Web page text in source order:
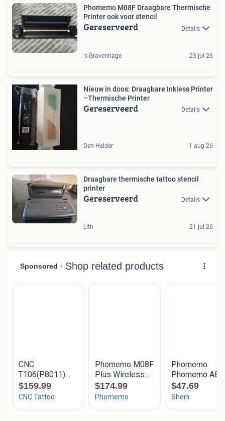
Phomemo M08F Draagbare Thermische
Printer ook voor stencil
Gereserveerd Details
's-Gravenhage 23 jul 26
Nieuw in doos: Draagbare Inkless Printer
–Thermische Printer
Gereserveerd Details
Den Helder 1 aug 26
Draagbare thermische tattoo stencil
printer
Gereserveerd Details
Lith 21 jul 26